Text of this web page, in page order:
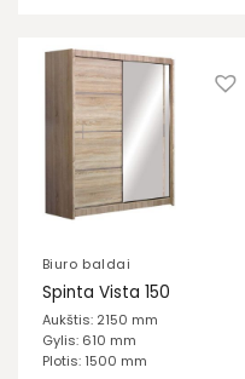
Biuro baldai
Spinta Vista 150
Aukštis: 2150 mm
Gylis: 610 mm
Plotis: 1500 mm